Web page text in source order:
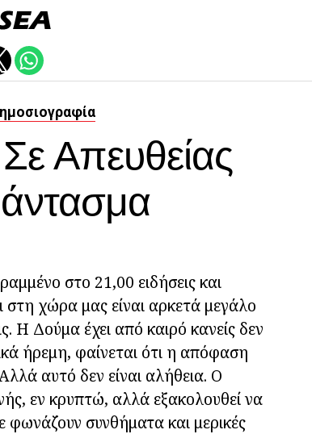
Απευθείας
στο 21,00 ειδήσεις και
στη χώρα μας είναι αρκετά μεγάλο
Η Δούμα έχει από καιρό κανείς δεν
ήρεμη, φαίνεται ότι η απόφαση
αυτό δεν είναι αλήθεια. Ο
εν κρυπτώ, αλλά εξακολουθεί να
συνθήματα και μερικές